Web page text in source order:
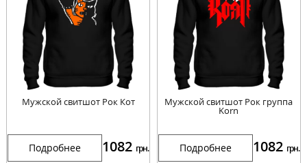
Мужской свитшот Рок Кот
Подробнее 1082 грн.
Мужской свитшот Рок группа
Korn
Подробнее 1082 грн.